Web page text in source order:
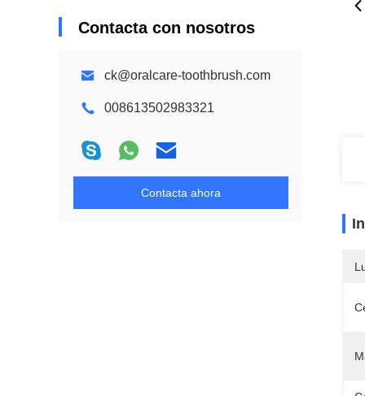
Contacta con nosotros
ck@oralcare-toothbrush.com
008613502983321
Contacta ahora